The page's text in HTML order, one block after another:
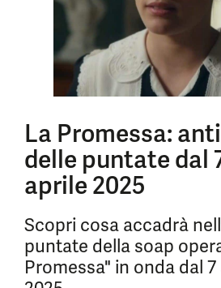
La Promessa:
delle puntate dal 7
aprile 2025
Scopri cosa accadrà
puntate della soap
Promessa" in onda dal 7